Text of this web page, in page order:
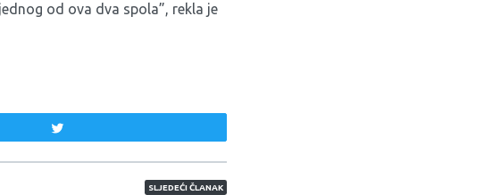
od ova dva spola”, rekla je
SLJEDEĆI ČLANAK